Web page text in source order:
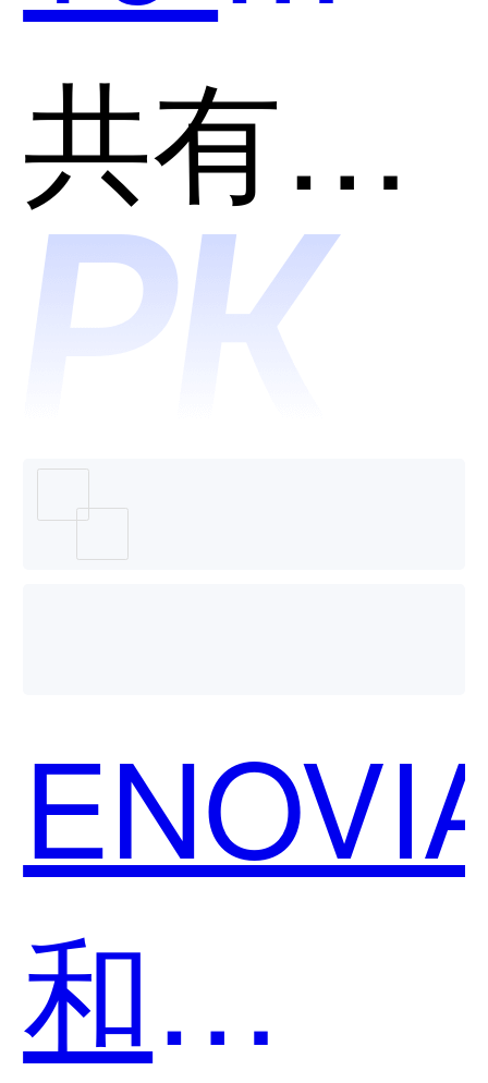
PDM和
哪个好
用？
共有分类：产品全生命周期管理系统(PLM)
和